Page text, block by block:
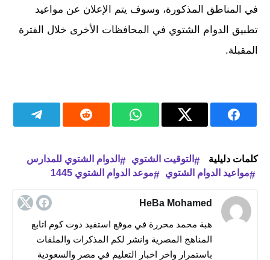
في المناطق المذكورة، وسوف يتم الإعلان عن مواعيد
تطبيق الدوام الشتوي في المحافظات الأخرى خلال الفترة
المقبلة.
كلمات دليلية التوقيت الشتوي
الدوام الشتوي للمدارس
مواعيد الدوام الشتوي
موعد الدوام الشتوي 1445
HeBa Mohamed
هبة محمد محررة في موقع استفيد دوت كوم اتابع
المناهج المصرية وانشر لكم المذكرات والملفات
باستمرار واخر اخبار التعليم في مصر والسعودية